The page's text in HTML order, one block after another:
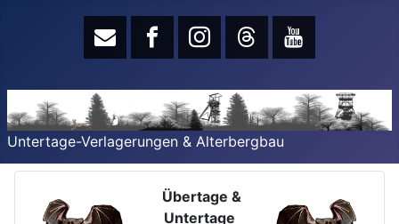
Untertage-Verlagerungen & Alterbergbau
Übertage &
Untertage